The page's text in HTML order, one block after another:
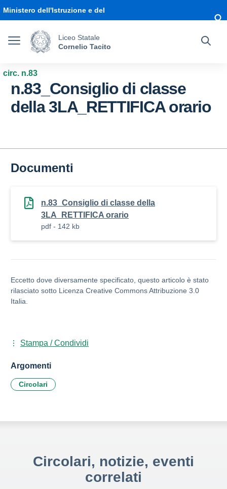
Ministero dell'Istruzione e del
Liceo Statale
Cornelio Tacito
circ. n.83
n.83_Consiglio di classe
della 3LA_RETTIFICA orario
Documenti
n.83_Consiglio di classe della
3LA_RETTIFICA orario
pdf - 142 kb
Eccetto dove diversamente specificato, questo articolo è stato
rilasciato sotto Licenza Creative Commons Attribuzione 3.0
Italia.
Stampa / Condividi
Argomenti
Circolari
Circolari, notizie, eventi
correlati